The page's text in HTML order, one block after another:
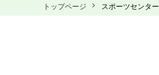
トップページ スポーツセンター